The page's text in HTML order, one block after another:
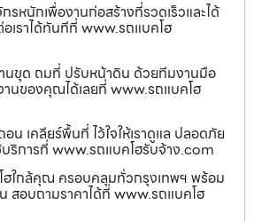
รหนักเพื่องานก่อสร้างที่รวดเร็วและได้
เราได้ทันทีที่ www.รถแบคโฮ
ขุด ถมที่ ปรับหน้าดิน ด้วยทีมงานมือ
นของคุณได้เลยที่ www.รถแบคโฮ
น เคลียร์พื้นที่ ไว้ใจให้เราดูแล ปลอดภัย
ช้บริการที่ www.รถแบคโฮรับจ้าง.com
ฮใกล้คุณ ครอบคลุมทั่วกรุงเทพฯ พร้อม
สอบถามราคาได้ที่ www.รถแบคโฮ